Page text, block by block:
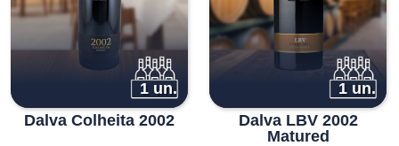
1 un.
Dalva Colheita 2002
1 un.
Dalva LBV 2002
Matured